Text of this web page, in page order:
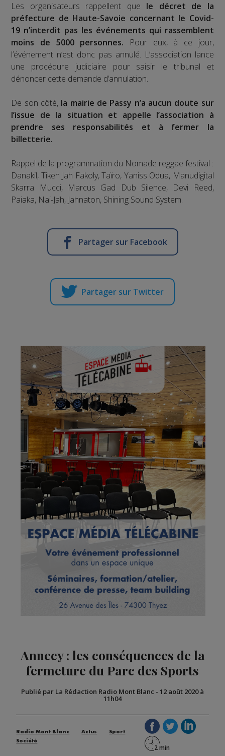
Les organisateurs rappellent que le décret de la
préfecture de Haute-Savoie concernant le Covid-
19 n’interdit pas les événements qui rassemblent
moins de 5000 personnes. Pour eux, à ce jour,
l’événement n’est donc pas annulé. L’association lance
une procédure judiciaire pour saisir le tribunal et
dénoncer cette demande d’annulation.
De son côté, la mairie de Passy n’a aucun doute sur
l’issue de la situation et appelle l’association à
prendre ses responsabilités et à fermer la
billetterie.
Rappel de la programmation du Nomade reggae festival :
Danakil, Tiken Jah Fakoly, Taïro, Yaniss Odua, Manudigital
Skarra Mucci, Marcus Gad Dub Silence, Devi Reed,
Paiaka, Nai-Jah, Jahnaton, Shining Sound System.
Partager sur Facebook
Partager sur Twitter
Annecy : les conséquences de la
fermeture du Parc des Sports
Publié par La Rédaction Radio Mont Blanc - 12 août 2020 à
11h04
Radio Mont Blanc Actus
Sport
Société